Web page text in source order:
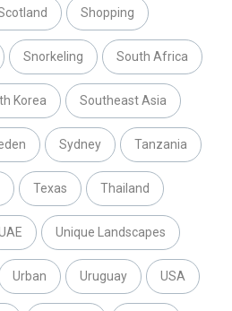
Shopping
Snorkeling South Africa
Korea Southeast Asia
Sydney Tanzania
Texas Thailand
Unique Landscapes
Urban Uruguay USA